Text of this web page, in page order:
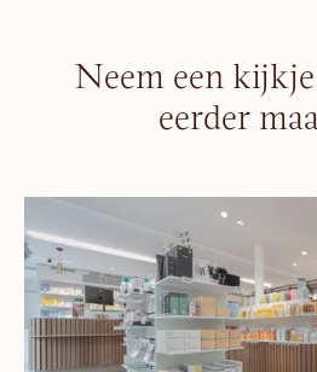
Neem een
eerder